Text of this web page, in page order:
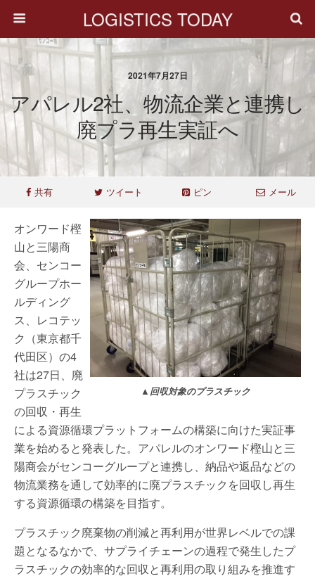
LOGISTICS TODAY
2021年7月27日
アパレル2社、物流企業と連携し
廃プラ再生実証へ
共有 ツイート ピン メール
▲回収対象のプラスチック
オンワード樫
山と三陽商
会、センコー
グループホー
ルディング
ス、レコテッ
ク（東京都千
代田区）の4
社は27日、廃
プラスチック
の回収・再生
による資源循環プラットフォームの構築に向けた実証事
業を始めると発表した。アパレルのオンワード樫山と三
陽商会がセンコーグループと連携し、納品や返品などの
物流業務を通して効率的に廃プラスチックを回収し再生
する資源循環の構築を目指す。
プラスチック廃棄物の削減と再利用が世界レベルでの課
題となるなかで、サプライチェーンの過程で発生したプ
ラスチックの効率的な回収と再利用の取り組みを推進す